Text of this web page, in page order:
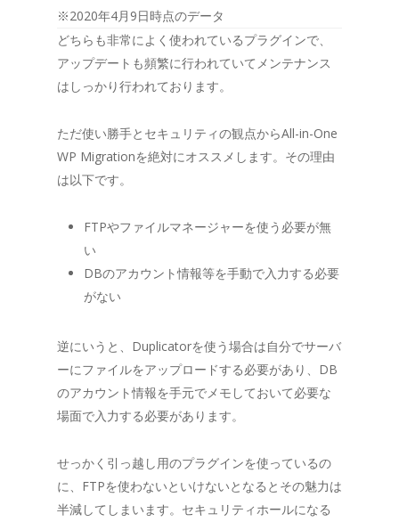
※2020年4月9日時点のデータ
どちらも非常によく使われているプラグインで、
アップデートも頻繁に行われていてメンテナンス
はしっかり行われております。
ただ使い勝手とセキュリティの観点からAll-in-One
WP Migrationを絶対にオススメします。その理由
は以下です。
FTPやファイルマネージャーを使う必要が無
い
DBのアカウント情報等を手動で入力する必要
がない
逆にいうと、Duplicatorを使う場合は自分でサーバ
ーにファイルをアップロードする必要があり、DB
のアカウント情報を手元でメモしておいて必要な
場面で入力する必要があります。
せっかく引っ越し用のプラグインを使っているの
に、FTPを使わないといけないとなるとその魅力は
半減してしまいます。セキュリティホールになる